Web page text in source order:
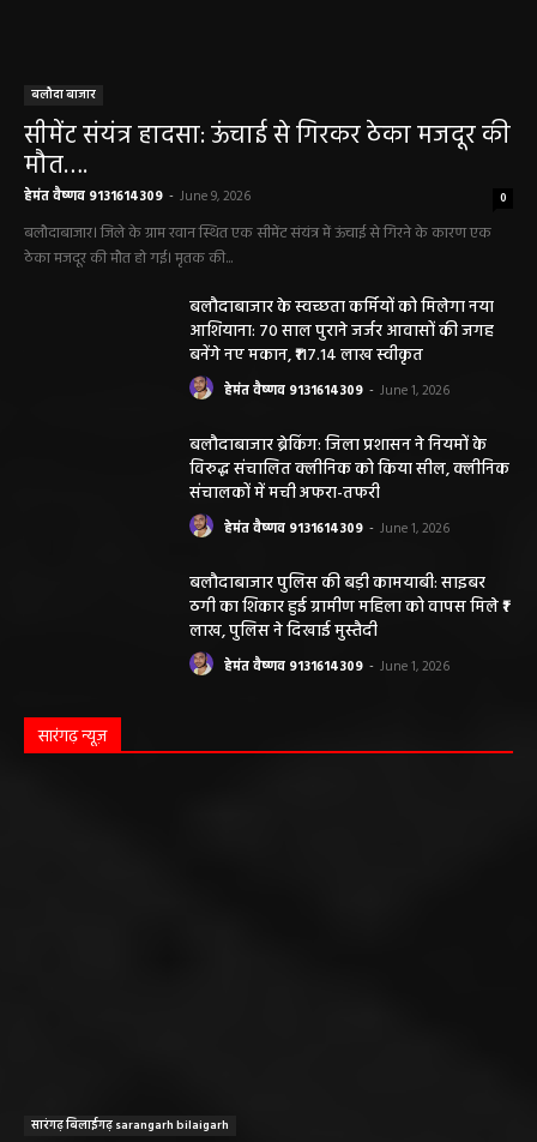
बलौदा बाजार
सीमेंट संयंत्र हादसा: ऊंचाई से गिरकर ठेका मजदूर की
मौत….
हेमंत वैष्णव 9131614309 - June 9, 2026 0
बलौदाबाजार। जिले के ग्राम रवान स्थित एक सीमेंट संयंत्र में ऊंचाई से गिरने के कारण एक
ठेका मजदूर की मौत हो गई। मृतक की...
बलौदाबाजार के स्वच्छता कर्मियों को मिलेगा नया
आशियाना: 70 साल पुराने जर्जर आवासों की जगह
बनेंगे नए मकान, ₹117.14 लाख स्वीकृत
हेमंत वैष्णव 9131614309 - June 1, 2026
बलौदाबाजार ब्रेकिंग: जिला प्रशासन ने नियमों के
विरुद्ध संचालित क्लीनिक को किया सील, क्लीनिक
संचालकों में मची अफरा-तफरी
हेमंत वैष्णव 9131614309 - June 1, 2026
बलौदाबाजार पुलिस की बड़ी कामयाबी: साइबर
ठगी का शिकार हुई ग्रामीण महिला को वापस मिले ₹1
लाख, पुलिस ने दिखाई मुस्तैदी
हेमंत वैष्णव 9131614309 - June 1, 2026
सारंगढ़ न्यूज़
सारंगढ़ बिलाईगढ़ sarangarh bilaigarh